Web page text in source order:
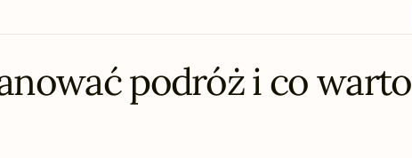
podróż i co warto